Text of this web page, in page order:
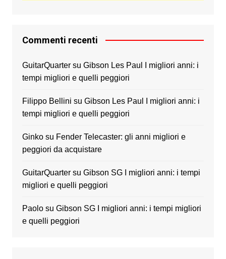
Commenti recenti
GuitarQuartersu Gibson Les Paul I migliori anni: i
tempi migliori e quelli peggiori
Filippo Bellini su Gibson Les Paul I migliori anni: i
tempi migliori e quelli peggiori
Ginkosu Fender Telecaster: gli anni migliori e
peggiori da acquistare
GuitarQuartersu Gibson SG I migliori anni: i tempi
migliori e quelli peggiori
Paolosu Gibson SG I migliori anni: i tempi migliori
e quelli peggiori